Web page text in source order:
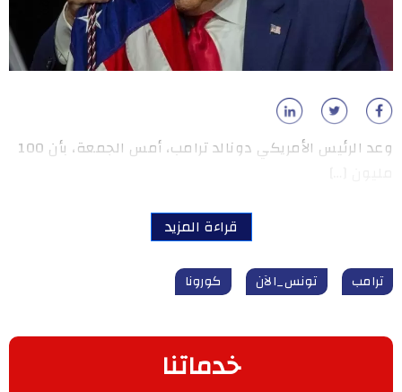
وعد الرئيس الأمريكي دونالد ترامب، أمس الجمعة، بأن 100
قراءة المزيد
ترامب تونس_الآن كورونا
خدماتنا